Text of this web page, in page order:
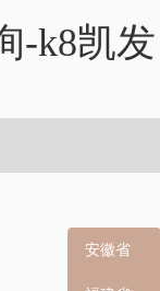
-k8凯发
安徽省